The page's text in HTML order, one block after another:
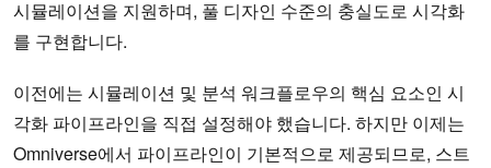
시뮬레이션을 지원하며, 풀 디자인 수준의 충실도로 시각화
를 구현합니다.
이전에는 시뮬레이션 및 분석 워크플로우의 핵심 요소인 시
각화 파이프라인을 직접 설정해야 했습니다. 하지만 이제는
Omniverse에서 파이프라인이 기본적으로 제공되므로, 스트